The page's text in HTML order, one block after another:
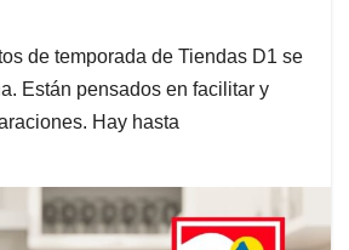
de temporada de Tiendas D1 se
Están pensados en facilitar y
Hay hasta